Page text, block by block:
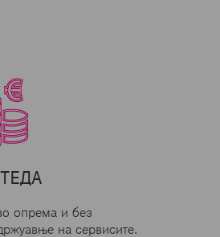
опрема и без
на сервисите.